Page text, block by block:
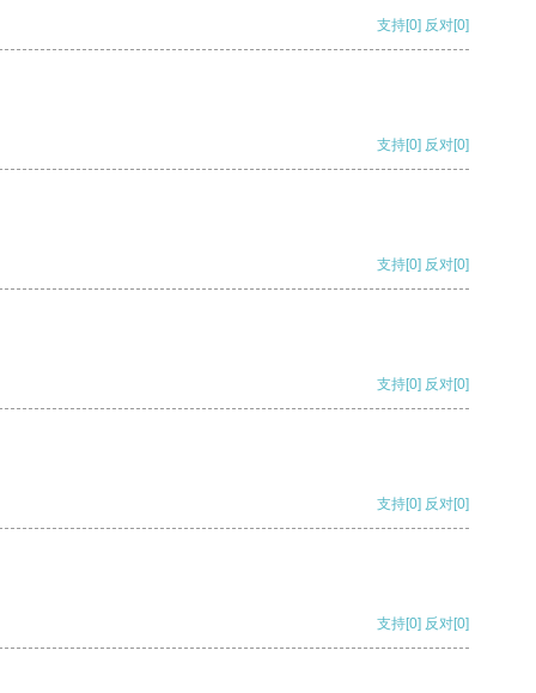
支持[0] 反对[0]
支持[0] 反对[0]
支持[0] 反对[0]
支持[0] 反对[0]
支持[0] 反对[0]
支持[0] 反对[0]